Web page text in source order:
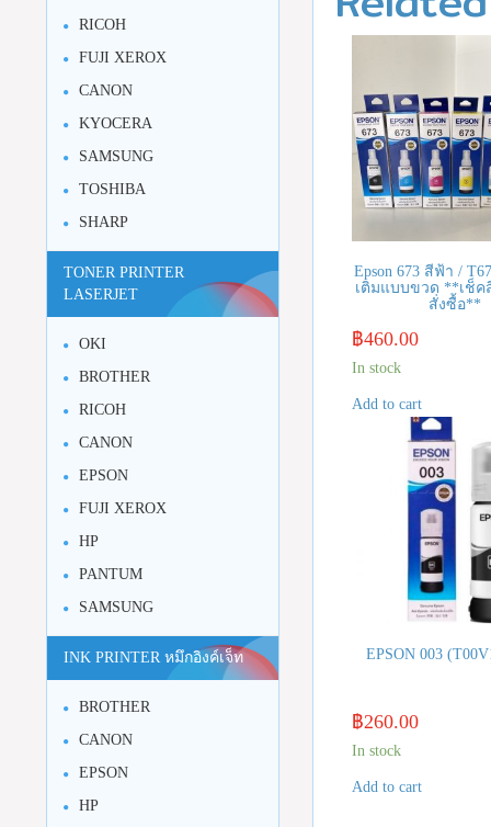
Epson 673 สีฟ้า /
เติมแบบขวด **เช็
สั่งซื้อ**
฿460.00
In stock
Add to cart
EPSON 003
฿260.00
In stock
Add to cart
RICOH
FUJI XEROX
CANON
KYOCERA
SAMSUNG
TOSHIBA
SHARP
TONER PRINTER
LASERJET
OKI
BROTHER
RICOH
CANON
EPSON
FUJI XEROX
HP
PANTUM
SAMSUNG
INK PRINTER หมึกอิงค์เจ็ท
BROTHER
CANON
EPSON
HP